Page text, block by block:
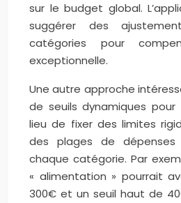
sur le budget global.
suggérer des
catégories pour
exceptionnelle.
Une autre approche
de seuils dynamiques pour
lieu de fixer des limites
des plages de dépenses
chaque catégorie. Par
« alimentation » pourrait
300€ et un seuil haut de